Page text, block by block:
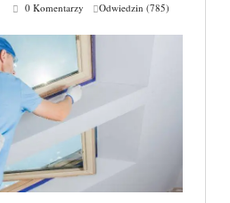
0 Komentarzy Odwiedzin (785)